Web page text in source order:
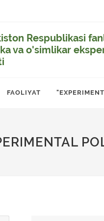
Respublikasi
va o'simlikar
FAOLIYAT